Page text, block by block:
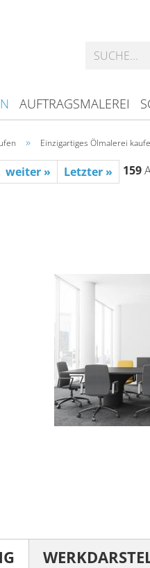
AUFTRAGSMALEREI
» Einzigartiges Ölmalerei
weiter » Letzter » 159